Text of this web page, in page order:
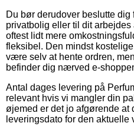
Du bør derudover beslutte
privatbolig eller til dit
oftest lidt mere
fleksibel. Den mindst
være selv at hente ordren,
befinder dig nærved e-
Antal dages levering på
relevant hvis vi mangler din
øjemed er det jo afgørende at
leveringsdato for den aktuelle